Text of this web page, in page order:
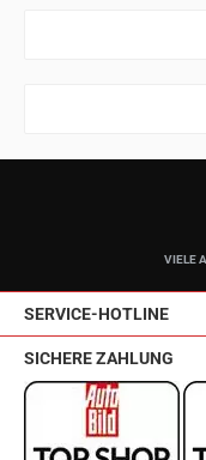
VIELE
SERVICE-HOTLINE
SICHERE ZAHLUNG